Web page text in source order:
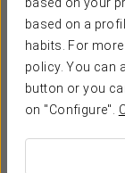
based on a
habits. For
policy. You can
button or you
on "Configure".